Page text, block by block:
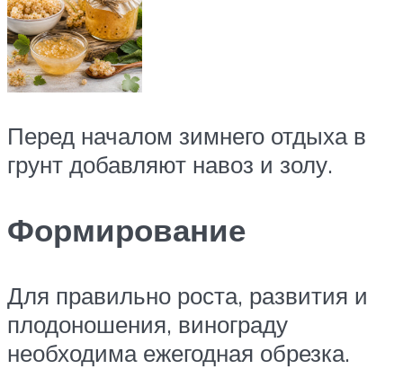
Перед началом зимнего отдыха в
грунт добавляют навоз и золу.
Формирование
Для правильно роста, развития и
плодоношения, винограду
необходима ежегодная обрезка.